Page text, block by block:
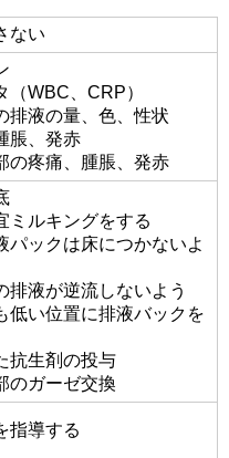
ない
（WBC、CRP）
排液の量、色、性状
脹、発赤
の疼痛、腫脹、発赤
ミルキングをする
パックは床につかないよ
排液が逆流しないよう
低い位置に排液バックを
抗生剤の投与
のガーゼ交換
指導する